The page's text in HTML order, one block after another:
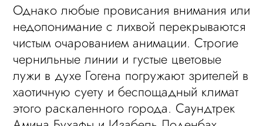
Однако любые провисания внимания или
недопонимание с лихвой перекрываются
чистым очарованием анимации. Строгие
чернильные линии и густые цветовые
лужи в духе Гогена погружают зрителей в
хаотичную суету и беспощадный климат
этого раскаленного города. Саундтрек